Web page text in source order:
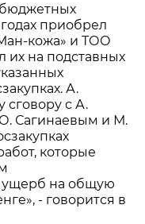
приобрел
кожа» и ТОО
их на подставных
А.
сговору с А.
Сагинаевым и М.
которые
ущерб на общую
- говорится в